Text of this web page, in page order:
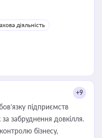
діяльність
+9
підприємств
забруднення довкілля.
бізнесу,